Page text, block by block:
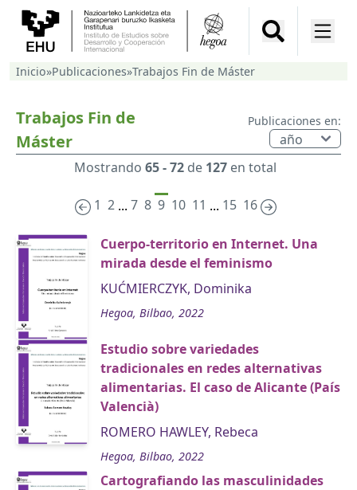
Inicio»Publicaciones»Trabajos Fin de Máster
Trabajos Fin de
Máster
Publicaciones en:
Mostrando 65 - 72 de 127 en total
1 2 ... 7 8 9 10 11 ... 15 16
Cuerpo-territorio en Internet. Una
mirada desde el feminismo
KUĆMIERCZYK, Dominika
Hegoa, Bilbao, 2022
Estudio sobre variedades
tradicionales en redes alternativas
alimentarias. El caso de Alicante (País
Valencià)
ROMERO HAWLEY, Rebeca
Hegoa, Bilbao, 2022
Cartografiando las masculinidades